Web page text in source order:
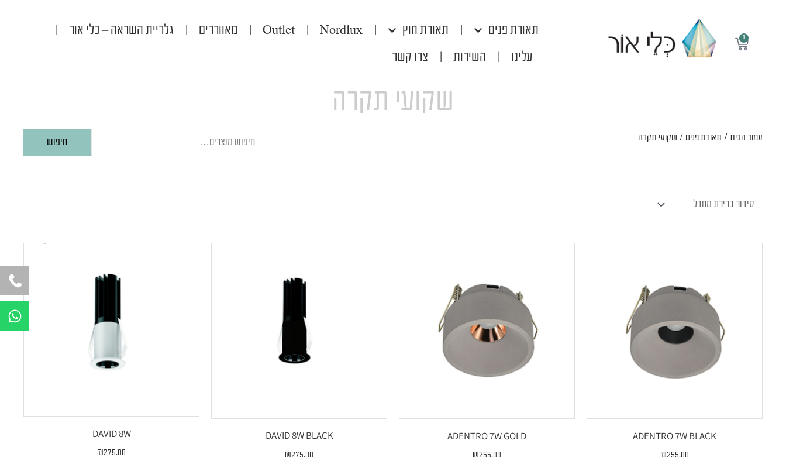
0
עגלת
תאורת פנים תאורת חוץ Nordlux
Outlet מאווררים גלריית השראה – כלי אור
עלינו
השירות צרו קשר
שקועי תקרה
עמוד הבית / תאורת פנים / שקועי תקרה
חיפוש
עבור:
חיפוש
ADENTRO 7W BLACK
₪255.00
ADENTRO 7W GOLD
₪255.00
DAVID 8W BLACK
₪275.00
DAVID 8W
₪275.00
W
h